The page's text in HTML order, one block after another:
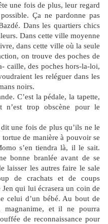
une fois de plus, leur regard
Ça ne pardonne pas
Dans les quartiers chics
Dans cette ville moyenne
dans cette ville où la seule
on trouve des poches de
caille, des poches hors-la-loi,
les reléguer dans les
noirs.
C’est la pédale, la tapette,
n’est trop obscène pour le
une fois de plus qu’ils ne le
de manière à pouvoir se
s’en tiendra là, il le sait.
bonne branlée avant de se
laisser les autres faire le sale
de crachats et de coups
qui lui écrasera un coin de
celui d’un bébé. Au bout de
magnanime, et il ne pourra
de reconnaissance pour